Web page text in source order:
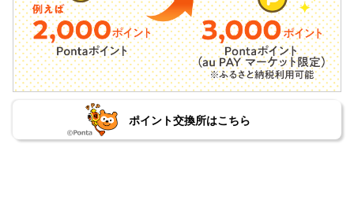
ポイント交換所はこちら